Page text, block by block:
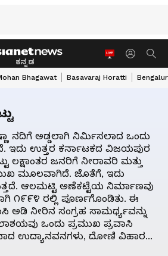
ಕನ್ನಡ
Bhagawat Basavaraj Horatti
ನದಿಗೆ ಅಡ್ಡಲಾಗಿ ನಿರ್ಮಿಸಲಾದ ಒಂದು
ಇದು ಉತ್ತರ ಕರ್ನಾಟಕದ ವಿಜಯಪುರ
ಲಕ್ಷಾಂತರ ಜನರಿಗೆ ನೀರಾವರಿ ಮತ್ತು
ಮೂಲವಾಗಿದೆ. ಜೊತೆಗೆ, ಇದು
ಆಲಮಟ್ಟಿ ಅಣೆಕಟ್ಟೆಯ ನಿರ್ಮಾಣವು
೧೯೯೪ ರಲ್ಲಿ ಪೂರ್ಣಗೊಂಡಿತು. ಈ
ಅಡಿ ನೀರಿನ ಸಂಗ್ರಹ ಸಾಮರ್ಥ್ಯವನ್ನು
ಒಂದು ಪ್ರಮುಖ ಪ್ರವಾಸಿ
ಉದ್ಯಾನವನಗಳು, ದೋಣಿ ವಿಹಾರ...